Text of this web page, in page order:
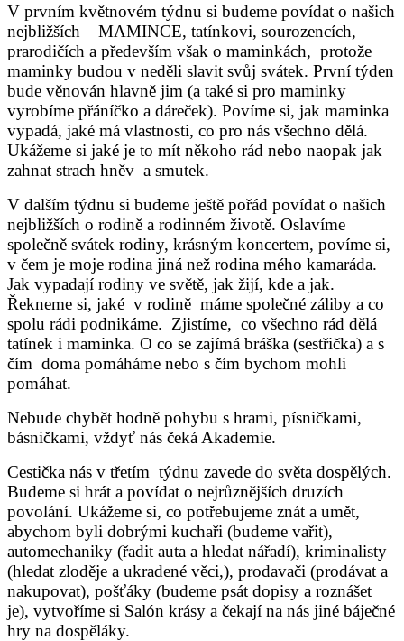
V prvním květnovém týdnu si budeme povídat o našich
nejbližších – MAMINCE, tatínkovi, sourozencích,
prarodičích a především však o maminkách, protože
maminky budou v neděli slavit svůj svátek. První týden
bude věnován hlavně jim (a také si pro maminky
vyrobíme přáníčko a dáreček). Povíme si, jak maminka
vypadá, jaké má vlastnosti, co pro nás všechno dělá.
Ukážeme si jaké je to mít někoho rád nebo naopak jak
zahnat strach hněv a smutek.
V dalším týdnu si budeme ještě pořád povídat o našich
nejbližších o rodině a rodinném životě. Oslavíme
společně svátek rodiny, krásným koncertem, povíme si,
v čem je moje rodina jiná než rodina mého kamaráda.
Jak vypadají rodiny ve světě, jak žijí, kde a jak.
Řekneme si, jaké v rodině máme společné záliby a co
spolu rádi podnikáme. Zjistíme, co všechno rád dělá
tatínek i maminka. O co se zajímá bráška (sestřička) a s
čím doma pomáháme nebo s čím bychom mohli
pomáhat.
Nebude chybět hodně pohybu s hrami, písničkami,
básničkami, vždyť nás čeká Akademie.
Cestička nás v třetím týdnu zavede do světa dospělých.
Budeme si hrát a povídat o nejrůznějších druzích
povolání. Ukážeme si, co potřebujeme znát a umět,
abychom byli dobrými kuchaři (budeme vařit),
automechaniky (řadit auta a hledat nářadí), kriminalisty
(hledat zloděje a ukradené věci,), prodavači (prodávat a
nakupovat), pošťáky (budeme psát dopisy a roznášet
je), vytvoříme si Salón krásy a čekají na nás jiné báječné
hry na dospěláky.